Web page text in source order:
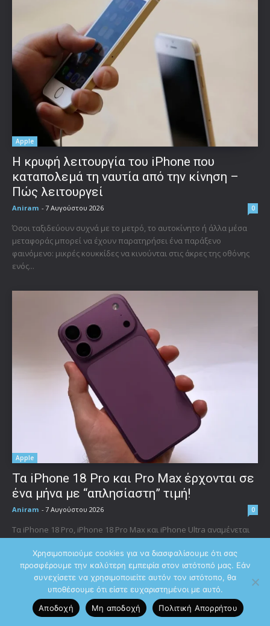
Apple
Η κρυφή λειτουργία του iPhone που
καταπολεμά τη ναυτία από την κίνηση –
Πώς λειτουργεί
Aniram - 7 Αυγούστου 2026 0
Όσοι ταξιδεύουν συχνά με το μετρό, το αυτοκίνητο ή άλλα μέσα
μεταφοράς μπορεί να έχουν παρατηρήσει ένα παράξενο
φαινόμενο: μικρές κουκκίδες να κινούνται στις άκρες της οθόνης
ενός...
Apple
Τα iPhone 18 Pro και Pro Max έρχονται σε
ένα μήνα με “απλησίαστη” τιμή!
Aniram - 7 Αυγούστου 2026 0
Τα iPhone 18 Pro, iPhone 18 Pro Max και iPhone Ultra αναμένεται
Gurman...Χρησιμοποιούμε cookies για να διασφαλίσουμε ότι σας
προσφέρουμε την καλύτερη εμπειρία στον ιστότοπό μας. Εάν
συνεχίσετε να χρησιμοποιείτε αυτόν τον ιστότοπο, θα
υποθέσουμε ότι είστε ευχαριστημένοι με αυτό.
Αποδοχή
Μη αποδοχή Πολιτική Aπορρήτου